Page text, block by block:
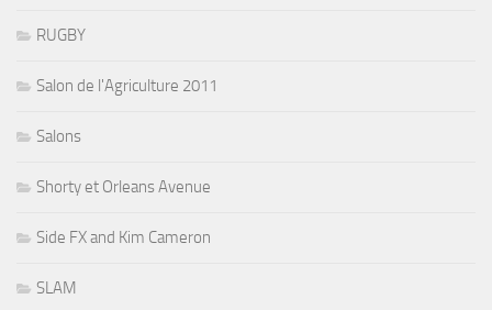
RUGBY
Salon de l'Agriculture 2011
Salons
Shorty et Orleans Avenue
Side FX and Kim Cameron
SLAM